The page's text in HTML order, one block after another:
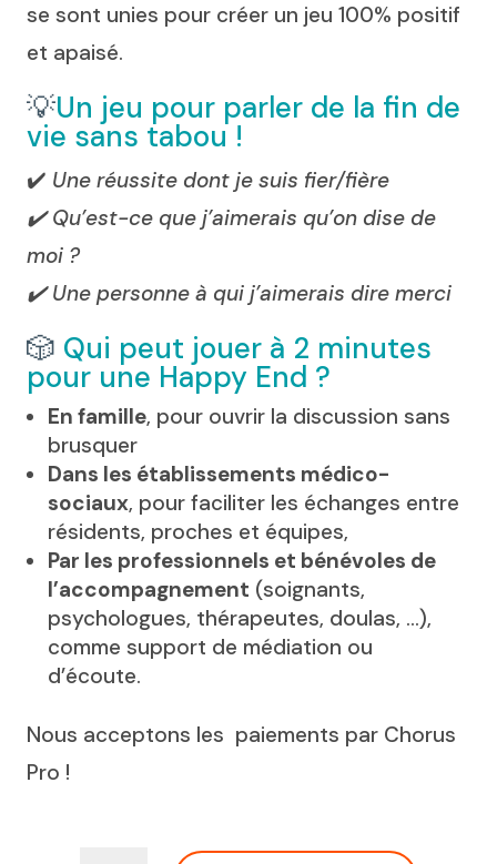
pour
Happy
End.
se sont unies pour créer un jeu 100% positif
et apaisé.
💡Un jeu pour parler de la fin de
vie sans tabou !
✔️ Une réussite dont je suis fier/fière
✔️ Qu’est-ce que j’aimerais qu’on dise de
moi ?
✔️ Une personne à qui j’aimerais dire merci
🎲 Qui peut jouer à 2 minutes
pour une Happy End ?
En famille, pour ouvrir la discussion sans
brusquer
Dans les établissements médico-
sociaux, pour faciliter les échanges entre
résidents, proches et équipes,
Par les professionnels et bénévoles de
l’accompagnement (soignants,
psychologues, thérapeutes, doulas, …),
comme support de médiation ou
d’écoute.
Nous acceptons les paiements par Chorus
Pro !